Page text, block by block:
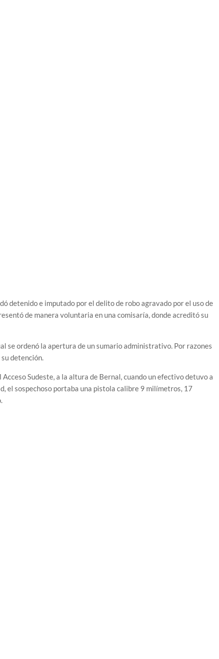
detenido e imputado por el delito de robo agravado por el uso de
de manera voluntaria en una comisaría, donde acreditó su
se ordenó la apertura de un sumario administrativo. Por razones
detención.
Sudeste, a la altura de Bernal, cuando un efectivo detuvo a
el sospechoso portaba una pistola calibre 9 milímetros, 17